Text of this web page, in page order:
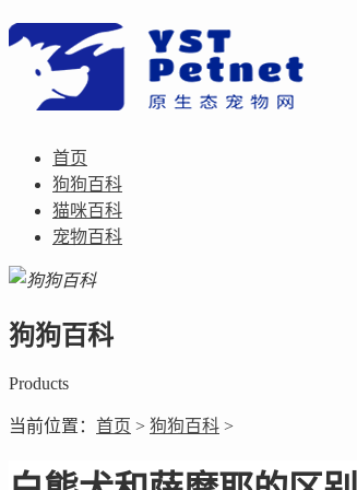
首页
狗狗百科
猫咪百科
宠物百科
狗狗百科
Products
当前位置： 首页 > 狗狗百科 >